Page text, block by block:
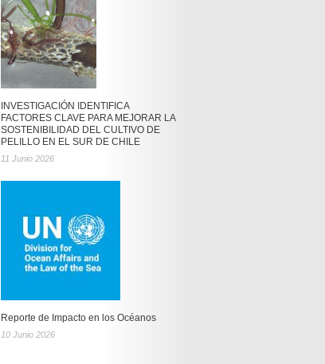
INVESTIGACIÓN IDENTIFICA
FACTORES CLAVE PARA MEJORAR LA
SOSTENIBILIDAD DEL CULTIVO DE
PELILLO EN EL SUR DE CHILE
11 Junio 2026
Reporte de Impacto en los Océanos
10 Junio 2026